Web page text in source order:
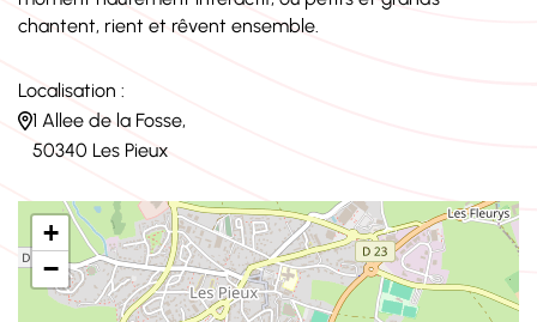
chantent, rient et rêvent ensemble.
Localisation :
1 Allee de la Fosse,
50340 Les Pieux
+
−